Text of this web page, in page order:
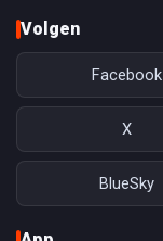
Volgen
Facebook
X
BlueSky